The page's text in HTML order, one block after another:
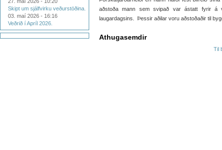
Skipt um sjálfvirku veðurstöðina.
03. maí 2026 - 16:16
Veðrið í Apríl 2026.
aðstoða mann sem svipað var ástatt fyrir á
laugardagsins. Þessir aðilar voru aðstoðaðir til
Athugasemdir
Til